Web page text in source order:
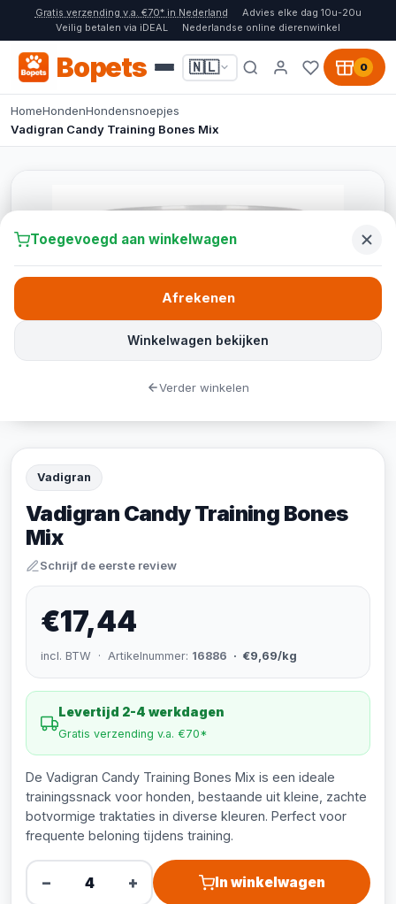
Gratis verzending v.a. €70* in Nederland
Advies elke dag 10u-20u
Veilig betalen via iDEAL
Nederlandse online dierenwinkel
Bopets 🇳🇱 0
HomeHondenHondensnoepjes
Vadigran Candy Training Bones Mix
Vadigran
Vadigran Candy Training Bones
Mix
Schrijf de eerste review
€17,44
incl. BTW · Artikelnummer: 16886 · €9,69/kg
Levertijd 2-4 werkdagen
Gratis verzending v.a. €70*
De Vadigran Candy Training Bones Mix is een ideale
trainingssnack voor honden, bestaande uit kleine, zachte
botvormige traktaties in diverse kleuren. Perfect voor
frequente beloning tijdens training.
− + In winkelwagen
Toegevoegd aan winkelwagen
Winkelwagen bekijken
Afrekenen
Verder winkelen